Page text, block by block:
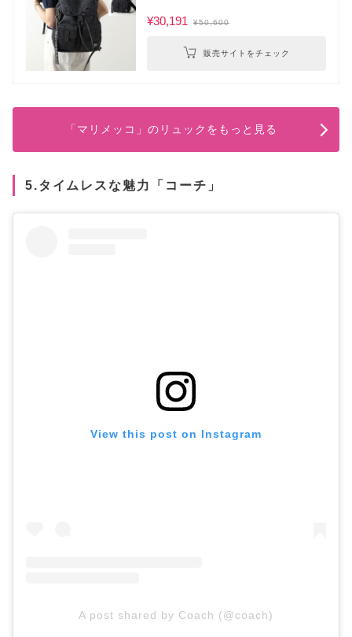
¥30,191 ¥50,600
販売サイトをチェック
「マリメッコ」のリュックをもっと見る
5.タイムレスな魅力「コーチ」
View this post on Instagram
A post shared by Coach (@coach)